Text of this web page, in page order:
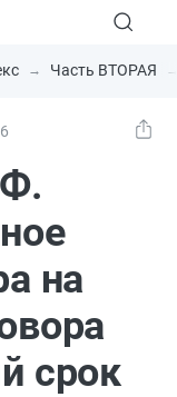
Часть ВТОРАЯ
на
срок